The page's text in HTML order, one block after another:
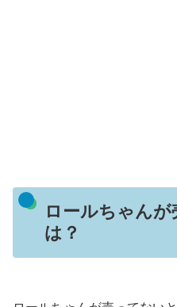
ロールちゃん
は？